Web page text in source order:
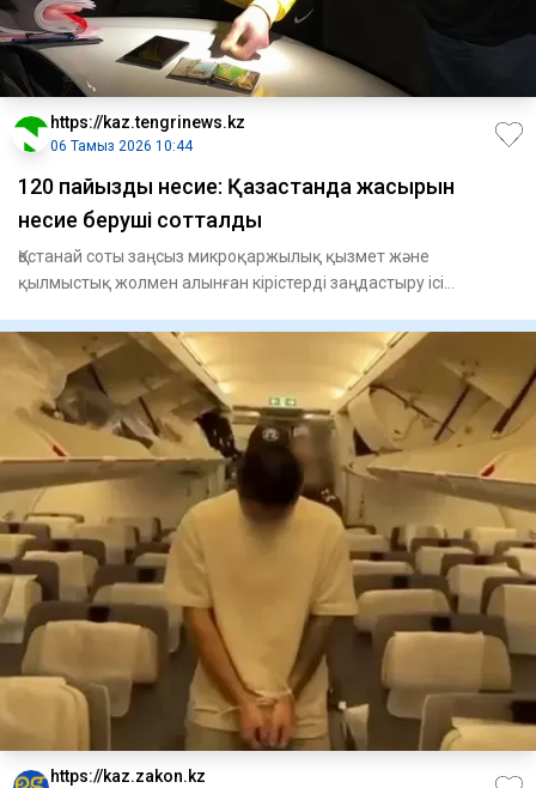
https://kaz.tengrinews.kz
06 Тамыз 2026 10:44
120 пайыздық несие: Қазақстанда жасырын
несие беруші сотталды
Қостанай соты заңсыз микроқаржылық қызмет және
қылмыстық жолмен алынған кірістерді заңдастыру ісі
https://kaz.zakon.kz